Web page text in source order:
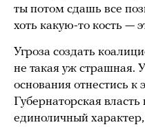
ты потом сдашь все
хоть какую-то кость —
Угроза создать
не такая уж страшная.
основания отнестись к
Губернаторская власть
единоличный